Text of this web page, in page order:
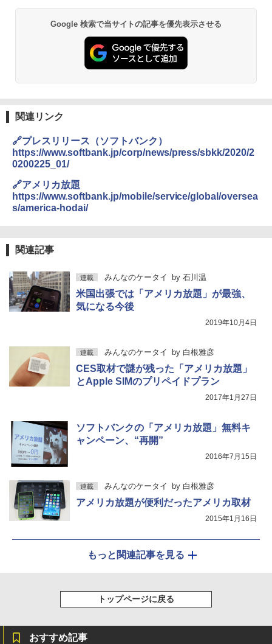
Google 検索で当サイトの記事を優先表示させる
関連リンク
🔗プレスリリース（ソフトバンク）
https://www.softbank.jp/corp/news/press/sbkk/2020/2
0200225_01/
🔗アメリカ放題
https://www.softbank.jp/mobile/service/global/oversea
s/america-hodai/
関連記事
連載 みんなのケータイ by 石川温
米国出張では「アメリカ放題」が最強、
気になる今後
2019年10月4日
連載 みんなのケータイ by 白根雅彦
CES取材で謎が残った「アメリカ放題」
とApple SIMのプリペイドプラン
2017年1月27日
ソフトバンクの「アメリカ放題」無料キ
ャンペーン、“再開”
2016年7月15日
連載 みんなのケータイ by 白根雅彦
アメリカ放題が便利だったアメリカ取材
2015年1月16日
もっと関連記事を見る
トップページに戻る
おすすめ記事